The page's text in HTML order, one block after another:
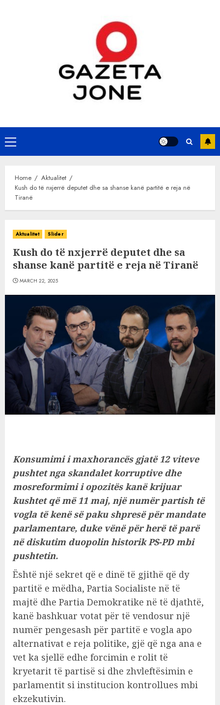
Primary
Menu
Home
Aktualitet
Kush do të nxjerrë deputet dhe sa shanse kanë partitë e reja në
Tiranë
Aktualitet Slider
Kush do të nxjerrë deputet dhe sa
shanse kanë partitë e reja në Tiranë
MARCH 22, 2025
Konsumimi i maxhorancës gjatë 12 viteve
pushtet nga skandalet korruptive dhe
mosreformimi i opozitës kanë krijuar
kushtet që më 11 maj, një numër partish të
vogla të kenë së paku shpresë për mandate
parlamentare, duke vënë për herë të parë
në diskutim duopolin historik PS-PD mbi
pushtetin.
Është një sekret që e dinë të gjithë që dy
partitë e mëdha, Partia Socialiste në të
majtë dhe Partia Demokratike në të djathtë,
kanë bashkuar votat për të vendosur një
numër pengesash për partitë e vogla apo
alternativat e reja politike, gjë që nga ana e
vet ka sjellë edhe forcimin e rolit të
kryetarit të partisë si dhe zhvleftësimin e
parlamentit si institucion kontrollues mbi
ekzekutivin.